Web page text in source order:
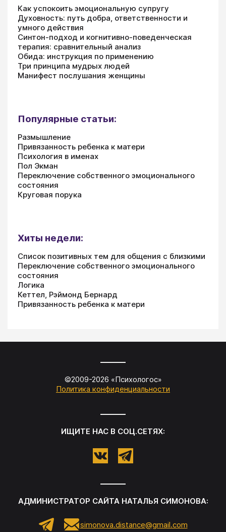
Как успокоить эмоциональную супругу
Духовность: путь добра, ответственности и
умного действия
Синтон-подход и когнитивно-поведенческая
терапия: сравнительный анализ
Обида: инструкция по применению
Три принципа мудрых людей
Манифест послушания женщины
Популярные статьи:
Размышление
Привязанность ребенка к матери
Психология в именах
Пол Экман
Переключение собственного эмоционального
состояния
Круговая порука
Хиты недели:
Список позитивных тем для общения с близкими
Переключение собственного эмоционального
состояния
Логика
Кеттел, Рэймонд Бернард
Привязанность ребенка к матери
©2009-2026 «Психологос»
Политика конфиденциальности
ИЩИТЕ НАС В СОЦ.СЕТЯХ:
АДМИНИСТРАТОР САЙТА НАТАЛЬЯ СИМОНОВА:
simonova.distance@gmail.com